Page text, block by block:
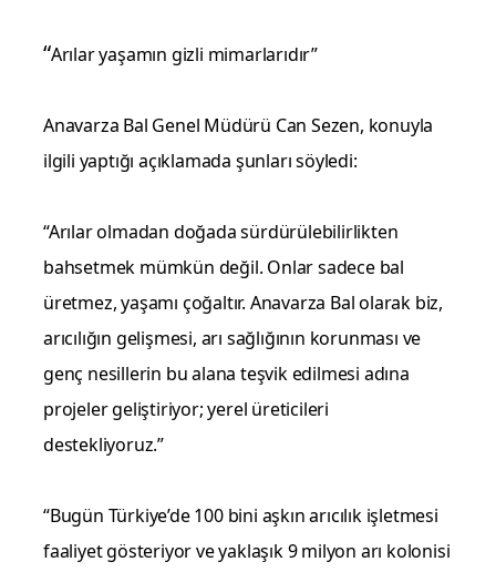
“Arılar yaşamın gizli mimarlarıdır”
Anavarza Bal Genel Müdürü Can Sezen, konuyla
ilgili yaptığı açıklamada şunları söyledi:
“Arılar olmadan doğada sürdürülebilirlikten
bahsetmek mümkün değil. Onlar sadece bal
üretmez, yaşamı çoğaltır. Anavarza Bal olarak biz,
arıcılığın gelişmesi, arı sağlığının korunması ve
genç nesillerin bu alana teşvik edilmesi adına
projeler geliştiriyor; yerel üreticileri
destekliyoruz.”
“Bugün Türkiye’de 100 bini aşkın arıcılık işletmesi
faaliyet gösteriyor ve yaklaşık 9 milyon arı kolonisi